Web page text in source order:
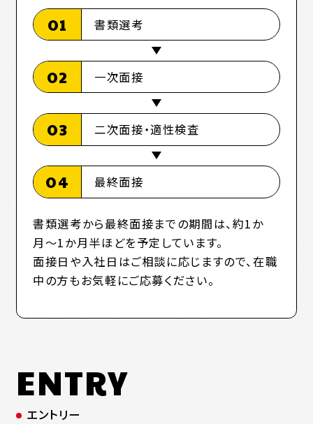
01 書類選考
02 一次面接
03 二次面接・適性検査
04 最終面接
書類選考から最終面接までの期間は、約1か
月〜1か月半ほどを予定しています。
面接日や入社日はご相談に応じますので、在職
中の方もお気軽にご応募ください。
ENTRY
エントリー